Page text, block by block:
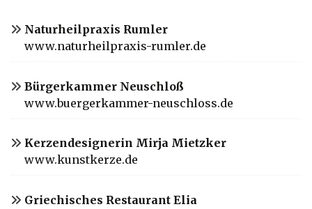
Naturheilpraxis Rumler
www.naturheilpraxis-rumler.de
Bürgerkammer Neuschloß
www.buergerkammer-neuschloss.de
Kerzendesignerin Mirja Mietzker
www.kunstkerze.de
Griechisches Restaurant Elia